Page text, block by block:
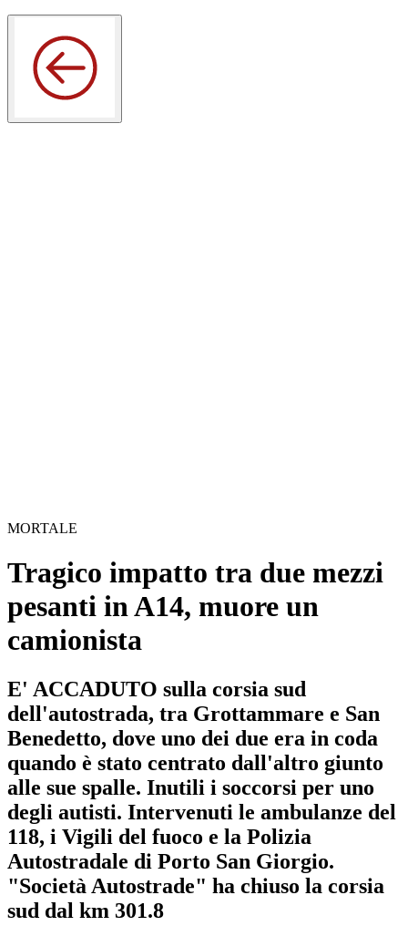
MORTALE
Tragico impatto tra due mezzi
pesanti in A14, muore un
camionista
E' ACCADUTO sulla corsia sud
dell'autostrada, tra Grottammare e San
Benedetto, dove uno dei due era in coda
quando è stato centrato dall'altro giunto
alle sue spalle. Inutili i soccorsi per uno
degli autisti. Intervenuti le ambulanze del
118, i Vigili del fuoco e la Polizia
Autostradale di Porto San Giorgio.
"Società Autostrade" ha chiuso la corsia
sud dal km 301.8